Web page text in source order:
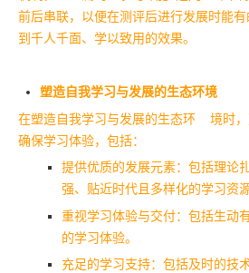
前后串联，以便在测评后进行发展时能
到千人千面、学以致用的效果。
塑造自我学习与发展的生态环境
在塑造自我学习与发展的生态环 境时，
确保学习体验，包括：
提供优质的发展元素：包括理论
强、贴近时代且多样化的学习资源
重视学习体验与交付：包括生动
的学习体验。
充足的学习支持：包括及时的技